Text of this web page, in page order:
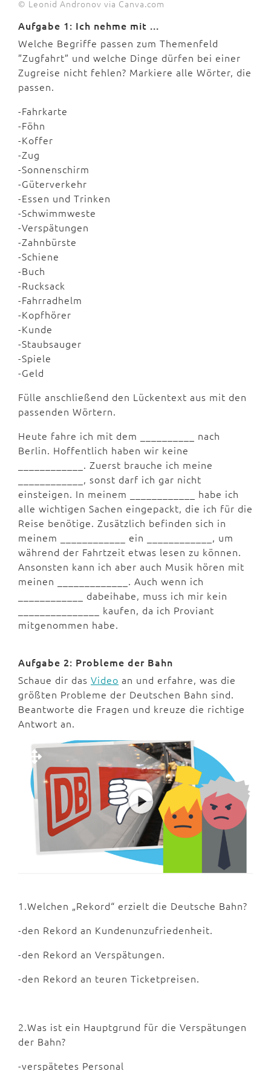
© Leonid Andronov via Canva.com
Aufgabe 1: Ich nehme mit ...
Welche Begriffe passen zum Themenfeld
”Zugfahrt” und welche Dinge dürfen bei einer
Zugreise nicht fehlen? Markiere alle Wörter, die
passen.
-Fahrkarte
-Föhn
-Koffer
-Zug
-Sonnenschirm
-Güterverkehr
-Essen und Trinken
-Schwimmweste
-Verspätungen
-Zahnbürste
-Schiene
-Buch
-Rucksack
-Fahrradhelm
-Kopfhörer
-Kunde
-Staubsauger
-Spiele
-Geld
Fülle anschließend den Lückentext aus mit den
passenden Wörtern.
Heute fahre ich mit dem __________ nach
Berlin. Hoffentlich haben wir keine
____________. Zuerst brauche ich meine
____________, sonst darf ich gar nicht
einsteigen. In meinem ____________ habe ich
alle wichtigen Sachen eingepackt, die ich für die
Reise benötige. Zusätzlich befinden sich in
meinem ____________ ein ____________, um
während der Fahrtzeit etwas lesen zu können.
Ansonsten kann ich aber auch Musik hören mit
meinen _____________. Auch wenn ich
____________ dabeihabe, muss ich mir kein
_______________ kaufen, da ich Proviant
mitgenommen habe.
Aufgabe 2: Probleme der Bahn
Schaue dir das Video an und erfahre, was die
größten Probleme der Deutschen Bahn sind.
Beantworte die Fragen und kreuze die richtige
Antwort an.
1.Welchen „Rekord“ erzielt die Deutsche Bahn?
-den Rekord an Kundenunzufriedenheit.
-den Rekord an Verspätungen.
-den Rekord an teuren Ticketpreisen.
2.Was ist ein Hauptgrund für die Verspätungen
der Bahn?
-verspätetes Personal